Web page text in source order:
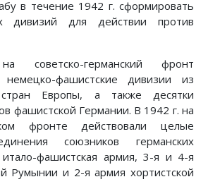
в течение 1942 г. сформировать
дивизий для действии против
советско-германский фронт
немецко-фашистские дивизии из
стран Европы, а также десятки
фашистской Германии. В 1942 г. на
фронте действовали целые
союзников германских
фашистская армия, 3-я и 4-я
Румынии и 2-я армия хортистской